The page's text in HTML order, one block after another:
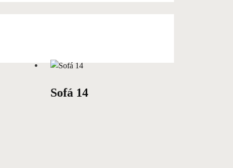
Sofá 14